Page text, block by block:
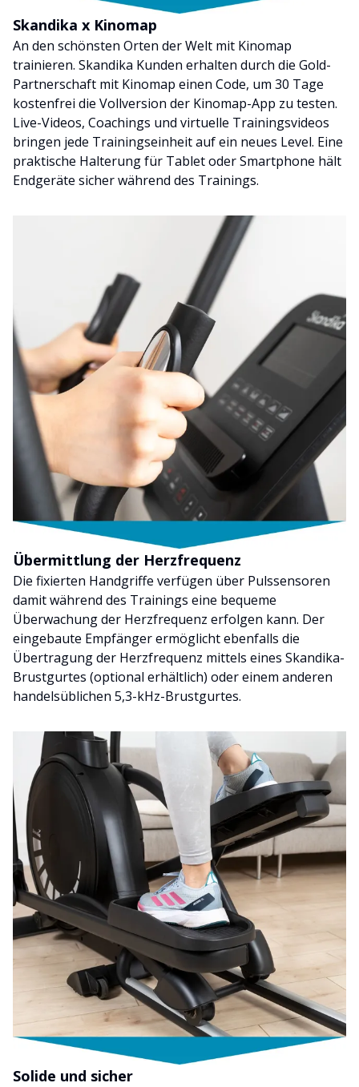
Skandika x Kinomap
An den schönsten Orten der Welt mit Kinomap
trainieren. Skandika Kunden erhalten durch die Gold-
Partnerschaft mit Kinomap einen Code, um 30 Tage
kostenfrei die Vollversion der Kinomap-App zu testen.
Live-Videos, Coachings und virtuelle Trainingsvideos
bringen jede Trainingseinheit auf ein neues Level. Eine
praktische Halterung für Tablet oder Smartphone hält
Endgeräte sicher während des Trainings.
Übermittlung der Herzfrequenz
Die fixierten Handgriffe verfügen über Pulssensoren
damit während des Trainings eine bequeme
Überwachung der Herzfrequenz erfolgen kann. Der
eingebaute Empfänger ermöglicht ebenfalls die
Übertragung der Herzfrequenz mittels eines Skandika-
Brustgurtes (optional erhältlich) oder einem anderen
handelsüblichen 5,3-kHz-Brustgurtes.
Solide und sicher